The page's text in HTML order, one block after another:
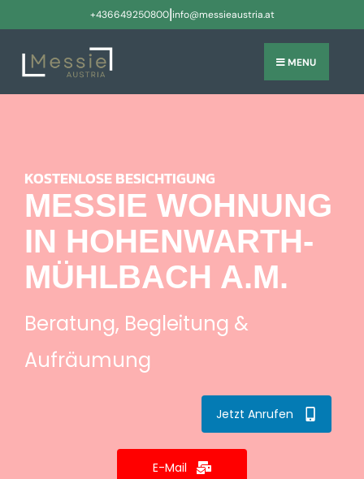
+436649250800|info@messieaustria.at
MENU
KOSTENLOSE BESICHTIGUNG
MESSIE WOHNUNG
IN HOHENWARTH-
MÜHLBACH A.M.
Beratung, Begleitung &
Aufräumung
Jetzt Anrufen
E-Mail